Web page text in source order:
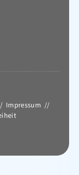
Impressum //